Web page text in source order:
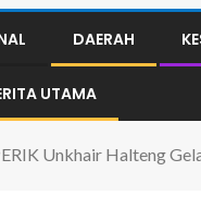
DAERAH
UTAMA
Unkhair Halteng